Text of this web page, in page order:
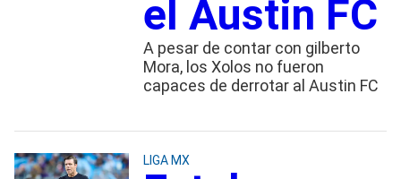
el Austin FC
A pesar de contar con gilberto
Mora, los Xolos no fueron
capaces de derrotar al Austin FC
LIGA MX